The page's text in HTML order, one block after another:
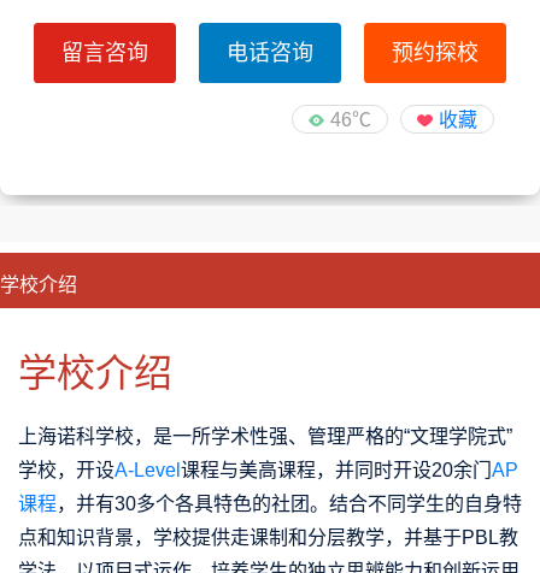
留言咨询 电话咨询 预约探校
46℃ 收藏
学校介绍
学校介绍
上海诺科学校，是一所学术性强、管理严格的“文理学院式”
学校，开设A-Level 课程与美高课程，并同时开设20余门 AP
课程，并有30多个各具特色的社团。结合不同学生的自身特
点和知识背景，学校提供走课制和分层教学，并基于PBL教